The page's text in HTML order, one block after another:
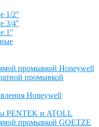
1/2''
3/4''
1''
промывкой Honeywell
промывкой
Honeywell
PENTEK и ATOLL
промывкой GOETZE